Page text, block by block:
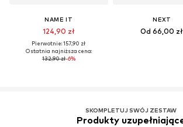
NAME IT
124,90 zł
Pierwotnie: 157,90 zł
Ostatnia najniższa cena:
132,90 zł-6%
NEXT
Od 66,00 zł
SKOMPLETUJ SWÓJ ZESTAW
Produkty